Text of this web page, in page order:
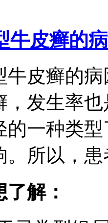
牛皮癣的病
牛皮癣的
，发生率
的一种类
。所以，
解：